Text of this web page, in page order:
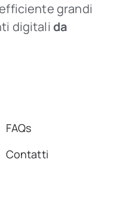
grandi
digitali da
FAQs
Contatti